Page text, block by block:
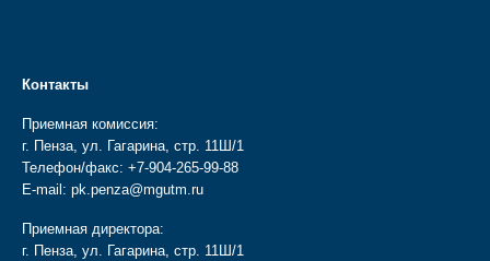
Контакты
Приемная комиссия:
г. Пенза, ул. Гагарина, стр. 11Ш/1
Телефон/факс: +7-904-265-99-88
E-mail: pk.penza@mgutm.ru
Приемная директора:
г. Пенза, ул. Гагарина, стр. 11Ш/1